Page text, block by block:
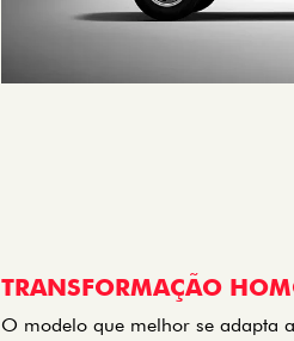
TRANSFORMAÇÃO
O modelo que melhor se adapta